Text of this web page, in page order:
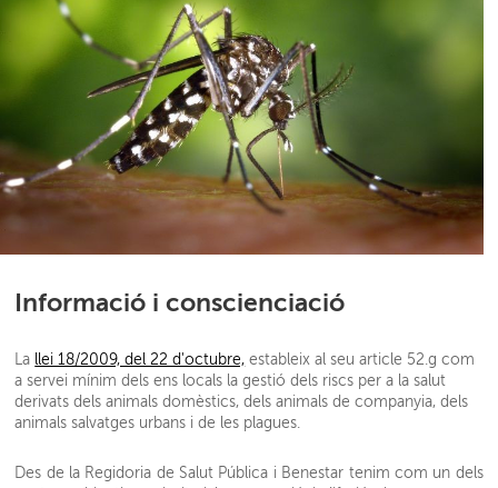
Informació i conscienciació
La llei 18/2009, del 22 d'octubre, estableix al seu article 52.g com
a servei mínim dels ens locals la gestió dels riscs per a la salut
derivats dels animals domèstics, dels animals de companyia, dels
animals salvatges urbans i de les plagues.
Des de la Regidoria de Salut Pública i Benestar tenim com un dels